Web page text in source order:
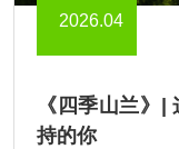
2026.04
《四季山兰》
持的你